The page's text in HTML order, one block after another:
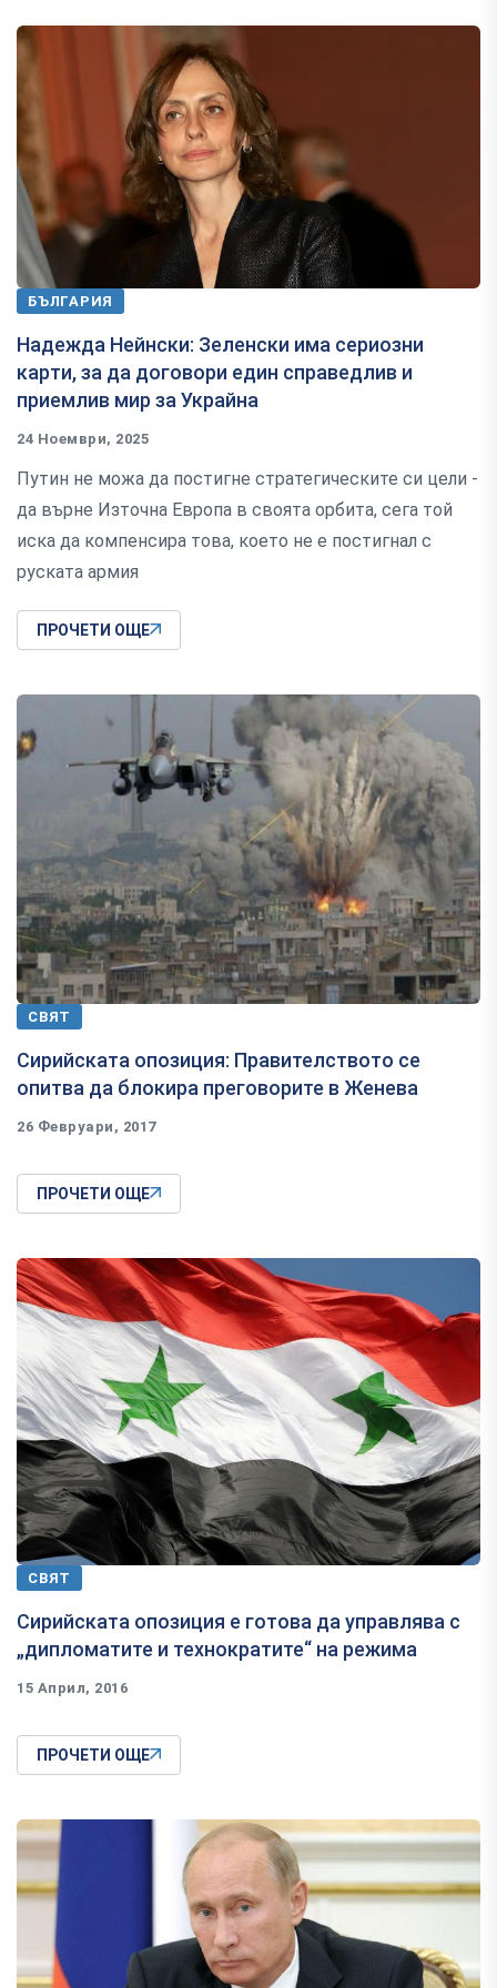
БЪЛГАРИЯ
Надежда Нейнски: Зеленски има сериозни
карти, за да договори един справедлив и
приемлив мир за Украйна
24 Ноември, 2025
Путин не можа да постигне стратегическите си цели -
да върне Източна Европа в своята орбита, сега той
иска да компенсира това, което не е постигнал с
руската армия
ПРОЧЕТИ ОЩЕ
СВЯТ
Сирийската опозиция: Правителството се
опитва да блокира преговорите в Женева
26 Февруари, 2017
ПРОЧЕТИ ОЩЕ
СВЯТ
Сирийската опозиция е готова да управлява с
„дипломатите и технократите“ на режима
15 Април, 2016
ПРОЧЕТИ ОЩЕ